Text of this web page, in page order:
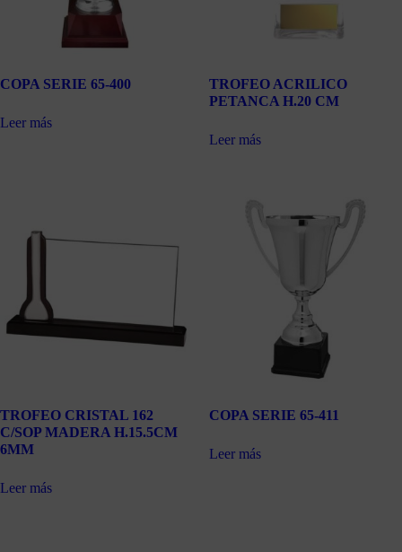
COPA SERIE 65-400
Leer más
TROFEO ACRILICO
PETANCA H.20 CM
Leer más
TROFEO CRISTAL 162
C/SOP MADERA H.15.5CM
6MM
Leer más
COPA SERIE 65-411
Leer más